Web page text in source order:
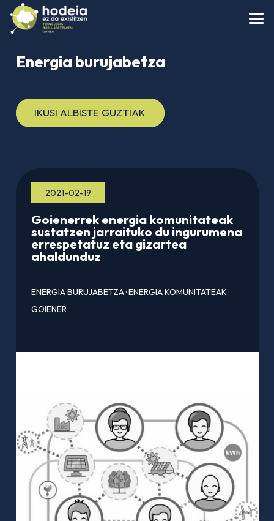
Energia burujabetza
IKUSI ALBISTE GUZTIAK
2021-02-19
Goienerrek energia komunitateak
sustatzen jarraituko du ingurumena
errespetatuz eta gizartea
ahaldunduz
ENERGIA BURUJABETZA·ENERGIA KOMUNITATEAK·
GOIENER